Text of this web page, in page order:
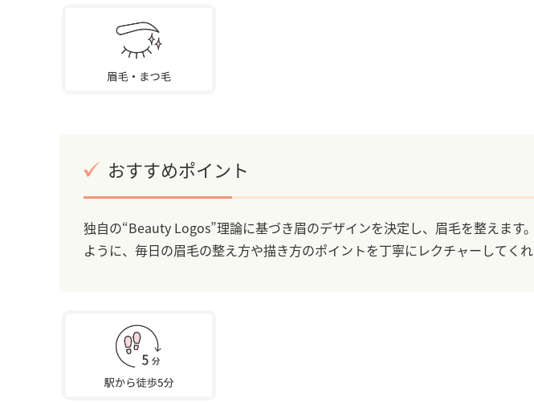
おすすめポイント
独自の“Beauty Logos”理論に基づき眉のデザインを決定し、眉毛を整えます
ように、毎日の眉毛の整え方や描き方のポイントを丁寧にレクチャーしてくれ